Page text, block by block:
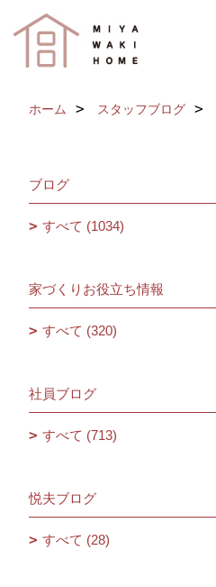
ホーム スタッフブログ
ブログ
すべて (1034)
家づくりお役立ち情報
すべて (320)
社員ブログ
すべて (713)
悦夫ブログ
すべて (28)